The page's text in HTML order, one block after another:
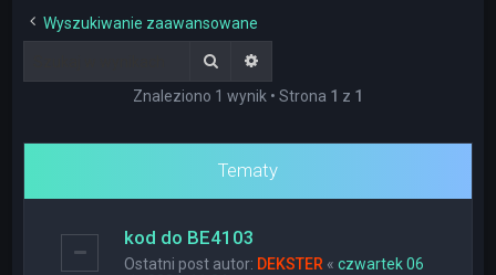
Wyszukiwanie zaawansowane
Szukaj
Znaleziono 1 wynik • Strona 1 z 1
Tematy
kod do BE4103
Ostatni post autor: DEKSTER «czwartek 06